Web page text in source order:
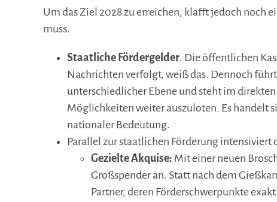
Um das Ziel 2028 zu erreichen, klafft jedoch noch
muss.
Staatliche Fördergelder. Die öffentlichen
Nachrichten verfolgt, weiß das. Dennoch
unterschiedlicher Ebene und steht im
Möglichkeiten weiter auszuloten. Es handelt
nationaler Bedeutung.
Parallel zur staatlichen Förderung intensiviert
Gezielte Akquise: Mit einer neuen
Großspender an. Statt nach dem
Partner, deren Förderschwerpunkte